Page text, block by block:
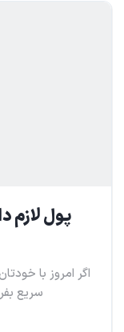
پول لازم
اگر امروز با
سریع